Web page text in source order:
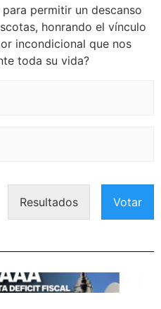
permitir un descanso
honrando el vínculo
incondicional que nos
toda su vida?
Resultados Votar